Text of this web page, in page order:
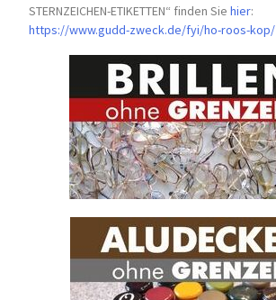
STERNZEICHEN-ETIKETTEN“ finden Siehier:
https://www.gudd-zweck.de/fyi/ho-roos-kop/